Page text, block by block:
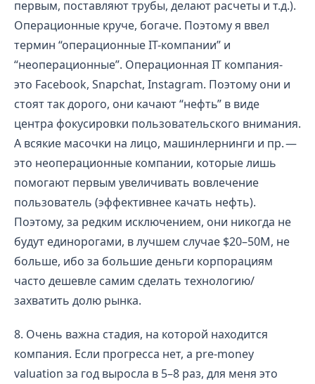
первым, поставляют трубы, делают расчеты и т.д.).
Операционные круче, богаче. Поэтому я ввел
термин “операционные IT-компании” и
“неоперационные”. Операционная IT компания-
это Facebook, Snapchat, Instagram. Поэтому они и
стоят так дорого, они качают “нефть” в виде
центра фокусировки пользовательского внимания.
А всякие масочки на лицо, машинлернинги и пр. —
это неоперационные компании, которые лишь
помогают первым увеличивать вовлечение
пользователь (эффективнее качать нефть).
Поэтому, за редким исключением, они никогда не
будут единорогами, в лучшем случае $20–50M, не
больше, ибо за большие деньги корпорациям
часто дешевле самим сделать технологию/
захватить долю рынка.
8. Очень важна стадия, на которой находится
компания. Если прогресса нет, а pre-money
valuation за год выросла в 5–8 раз, для меня это